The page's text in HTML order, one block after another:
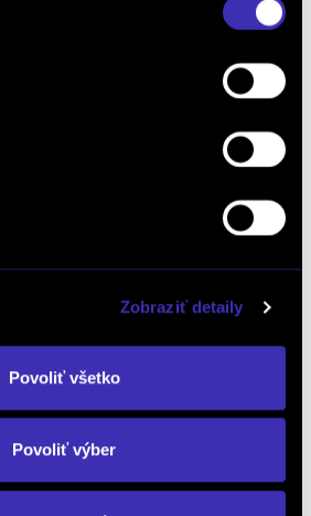
Zobraziť detaily
Povoliť všetko
Povoliť výber
až
LIFE »